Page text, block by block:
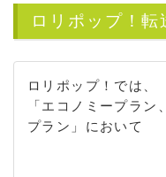
ロリポップ！
ロリポップ！では、
「エコノミープラ
プラン」において